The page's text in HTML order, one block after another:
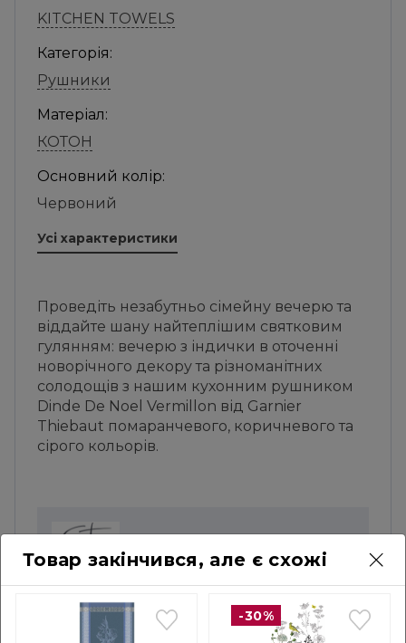
KITCHEN TOWELS
Категорія:
Рушники
Матеріал:
КОТОН
Основний колір:
Червоний
Усі характеристики
Проведіть незабутньо сімейну вечерю та
віддайте шану найтеплішим святковим
гулянням: вечерю з індички в оточенні
новорічного декору та різноманітних
солодощів з нашим кухонним рушником
Dinde De Noel Vermillon від Garnier
Thiebaut помаранчевого, коричневого та
сірого кольорів.
Garnier Thiebaut — французький бренд з
багатовіковою історією, який в самому серці
Вогезів виробляє найкращу і найкрасивішу
дамаську бавовну. У їхній асортимент входить
Товар закінчився, але є схожі
-30%